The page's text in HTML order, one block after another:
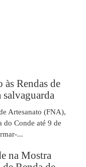
Rendas de
salvaguarda
Artesanato (FNA),
do Conde até 9 de
...
na Mostra